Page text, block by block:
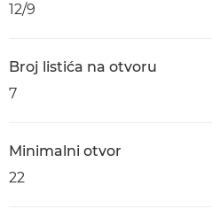
12/9
Broj listića na otvoru
7
Minimalni otvor
22